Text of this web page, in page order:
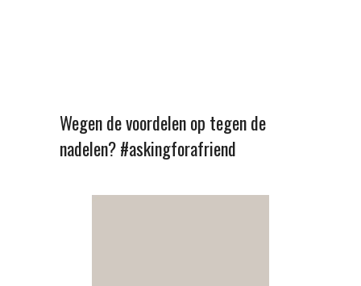
Wegen de voordelen op tegen de
nadelen? #askingforafriend